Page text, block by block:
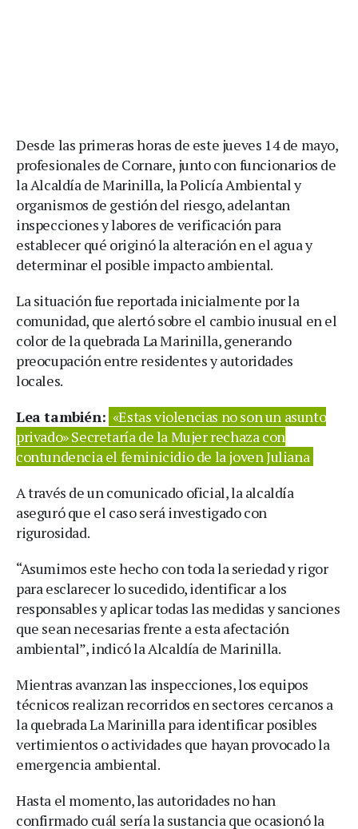
Desde las primeras horas de este jueves 14 de mayo,
profesionales de Cornare, junto con funcionarios de
la Alcaldía de Marinilla, la Policía Ambiental y
organismos de gestión del riesgo, adelantan
inspecciones y labores de verificación para
establecer qué originó la alteración en el agua y
determinar el posible impacto ambiental.
La situación fue reportada inicialmente por la
comunidad, que alertó sobre el cambio inusual en el
color de la quebrada La Marinilla, generando
preocupación entre residentes y autoridades
locales.
Lea también: «Estas violencias no son un asunto
privado» Secretaría de la Mujer rechaza con
contundencia el feminicidio de la joven Juliana
A través de un comunicado oficial, la alcaldía
aseguró que el caso será investigado con
rigurosidad.
“Asumimos este hecho con toda la seriedad y rigor
para esclarecer lo sucedido, identificar a los
responsables y aplicar todas las medidas y sanciones
que sean necesarias frente a esta afectación
ambiental”, indicó la Alcaldía de Marinilla.
Mientras avanzan las inspecciones, los equipos
técnicos realizan recorridos en sectores cercanos a
la quebrada La Marinilla para identificar posibles
vertimientos o actividades que hayan provocado la
emergencia ambiental.
Hasta el momento, las autoridades no han
confirmado cuál sería la sustancia que ocasionó la